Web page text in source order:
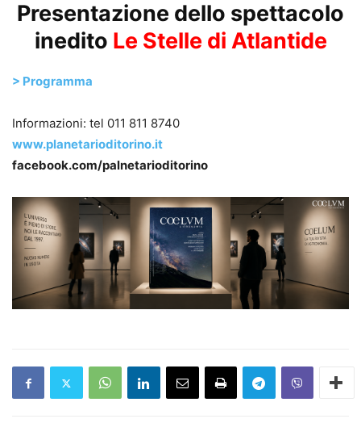
Presentazione dello spettacolo
inedito Le Stelle di Atlantide
> Programma
Informazioni: tel 011 811 8740
www.planetarioditorino.it
facebook.com/palnetarioditorino